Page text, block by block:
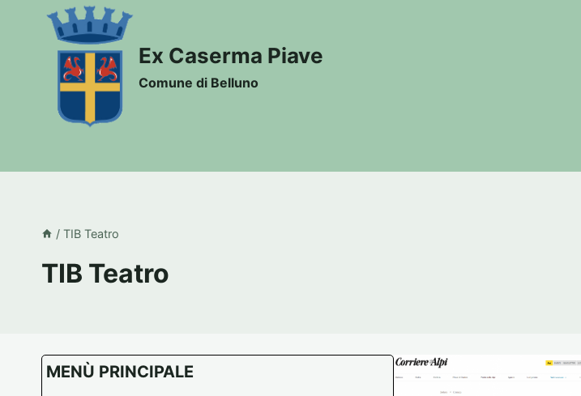
contenuto
Ex Caserma Piave
Comune di Belluno
/ TIB Teatro
TIB Teatro
MENÙ PRINCIPALE